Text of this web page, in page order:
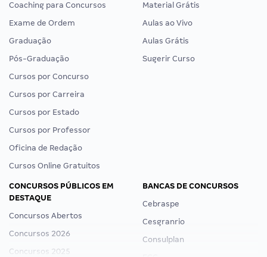
Coaching para Concursos
Exame de Ordem
Graduação
Pós-Graduação
Cursos por Concurso
Cursos por Carreira
Cursos por Estado
Cursos por Professor
Oficina de Redação
Cursos Online Gratuitos
Material Grátis
Aulas ao Vivo
Aulas Grátis
Sugerir Curso
CONCURSOS PÚBLICOS EM
DESTAQUE
Concursos Abertos
Concursos 2026
Concursos 2025
BANCAS DE CONCURSOS
Cebraspe
Cesgranrio
Consulplan